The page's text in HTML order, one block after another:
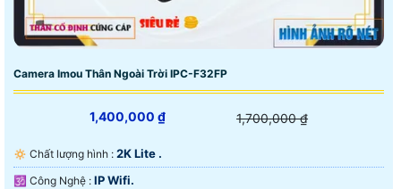
Camera Imou Thân Ngoài Trời IPC-F32FP
1,400,000 ₫ 1,700,000 ₫
🔅 Chất lượng hình : 2K Lite .
🕉️ Công Nghệ : IP Wifi.